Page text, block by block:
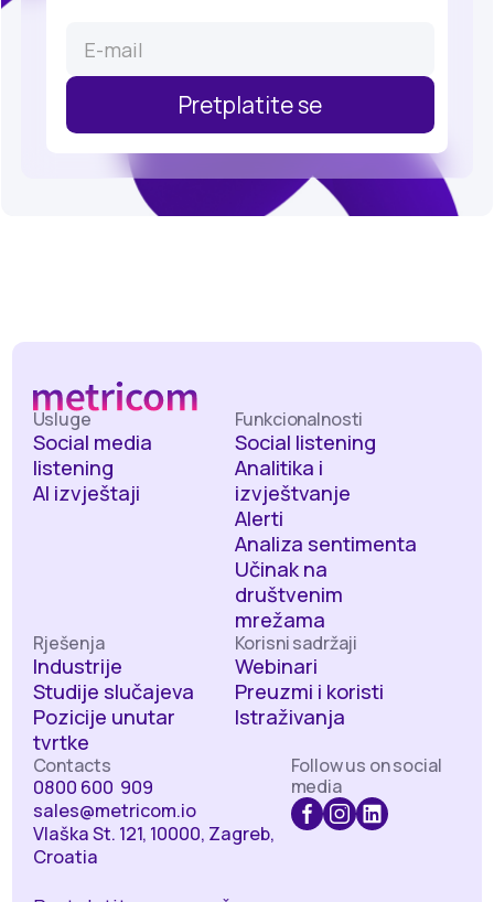
Usluge
Social media
listening
AI izvještaji
Funkcionalnosti
Social listening
Analitika i
izvještvanje
Alerti
Analiza sentimenta
Učinak na
društvenim
mrežama
Rješenja
Industrije
Studije slučajeva
Pozicije unutar
tvrtke
Korisni sadržaji
Webinari
Preuzmi i koristi
Istraživanja
Contacts
0800 600 909
sales@metricom.io
Vlaška St. 121, 10000, Zagreb,
Croatia
Follow us on social
media